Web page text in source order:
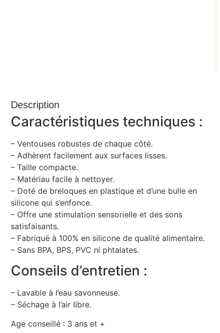
Description
Caractéristiques techniques :
– Ventouses robustes de chaque côté.
– Adhèrent facilement aux surfaces lisses.
– Taille compacte.
– Matériau facile à nettoyer.
– Doté de breloques en plastique et d’une bulle en
silicone qui s’enfonce.
– Offre une stimulation sensorielle et des sons
satisfaisants.
– Fabriqué à 100% en silicone de qualité alimentaire.
– Sans BPA, BPS, PVC ni phtalates.
Conseils d’entretien :
– Lavable à l’eau savonneuse.
– Séchage à l’air libre.
Age conseillé : 3 ans et +